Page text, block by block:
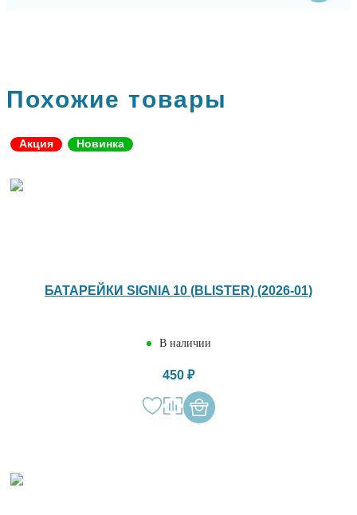
Похожие товары
Акция Новинка
БАТАРЕЙКИ SIGNIA 10 (BLISTER) (2026-01)
В наличии
450 ₽